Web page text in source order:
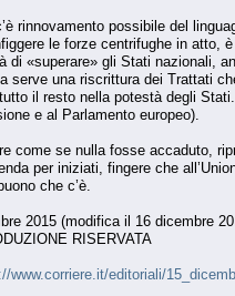
rinnovamento possibile del
le forze centrifughe in atto,
di «superare» gli Stati nazionali,
serve una riscrittura dei Trattati
il resto nella potestà degli
e al Parlamento europeo).
come se nulla fosse accaduto,
per iniziati, fingere che
che c’è.
2015 (modifica il 16 dicembre
RISERVATA
www.corriere.it/editoriali/